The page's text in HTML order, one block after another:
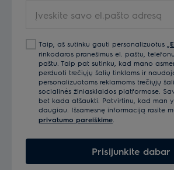
Taip, aš sutinku gauti personalizuotus „
rinkodaros pranešimus el. paštu,
paštu. Taip pat sutinku, kad mano
perduoti trečiųjų šalių tinklams ir
personalizuotoms reklamoms trečiųjų
socialinės žiniasklaidos platformose.
bet kada atšaukti. Patvirtinu, kad man
daugiau. Išsamesnę informaciją rasite
privatumo pareiškime
Prisijunkite dabar